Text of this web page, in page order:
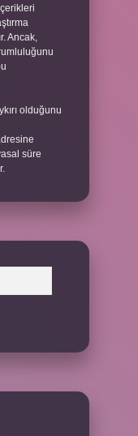
Ancak,
olduğunu
süre